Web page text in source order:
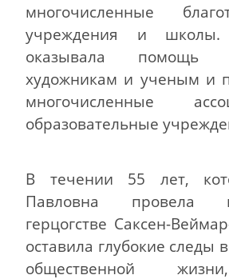
многочисленные
учреждения и
оказывала помощь
художникам и ученым и
многочисленные
образовательные
В течении 55 лет,
Павловна провела
герцогстве Саксен-
оставила глубокие следы
общественной